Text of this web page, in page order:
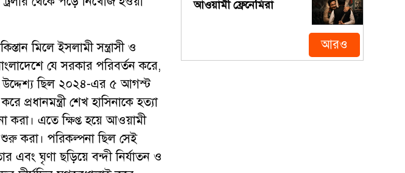
মিলে ইসলামী সন্ত্রাসী ও
যে সরকার পরিবর্তন করে,
উদ্দেশ্য ছিল ২০২৪-এর ৫ আগস্ট
প্রধানমন্ত্রী শেখ হাসিনাকে হত্যা
করা। এতে ক্ষিপ্ত হয়ে আওয়ামী
শুরু করা। পরিকল্পনা ছিল সেই
এবং ঘৃণা ছড়িয়ে বন্দী নির্যাতন ও
আওয়ামী ফ্রেনেমিরা
আরও